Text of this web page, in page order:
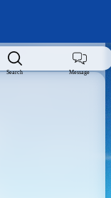
Search Message